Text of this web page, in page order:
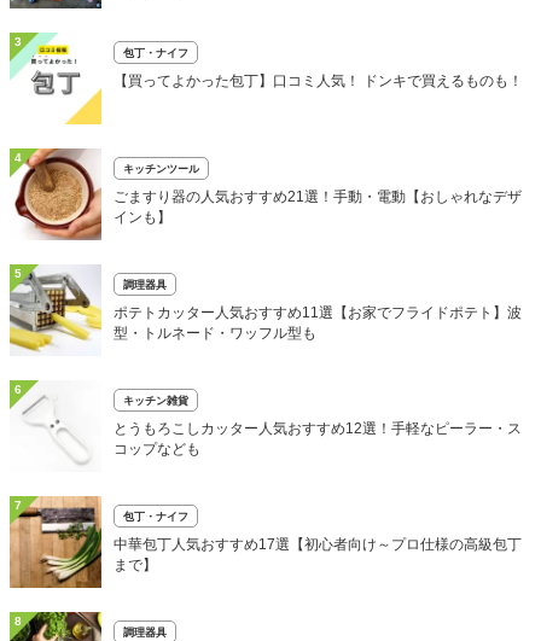
3
包丁・ナイフ
【買ってよかった包丁】口コミ人気！ ドンキで買えるものも！
4
キッチンツール
ごますり器の人気おすすめ21選！手動・電動【おしゃれなデザ
インも】
5
調理器具
ポテトカッター人気おすすめ11選【お家でフライドポテト】波
型・トルネード・ワッフル型も
6
キッチン雑貨
とうもろこしカッター人気おすすめ12選！手軽なピーラー・ス
コップなども
7
包丁・ナイフ
中華包丁人気おすすめ17選【初心者向け～プロ仕様の高級包丁
まで】
8
調理器具